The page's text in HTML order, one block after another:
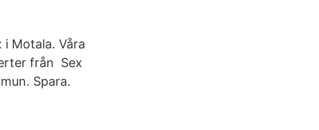
Motala. Våra
från Sex
Spara.